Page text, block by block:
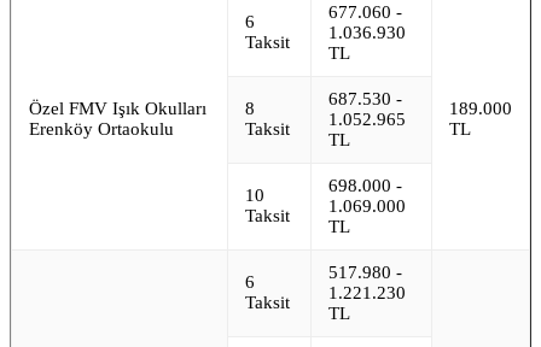
Özel FMV Işık Okulları
Erenköy Ortaokulu
6
Taksit
677.060 -
1.036.930
TL
189.000
TL
8
Taksit
687.530 -
1.052.965
TL
10
Taksit
698.000 -
1.069.000
TL
6
Taksit
517.980 -
1.221.230
TL